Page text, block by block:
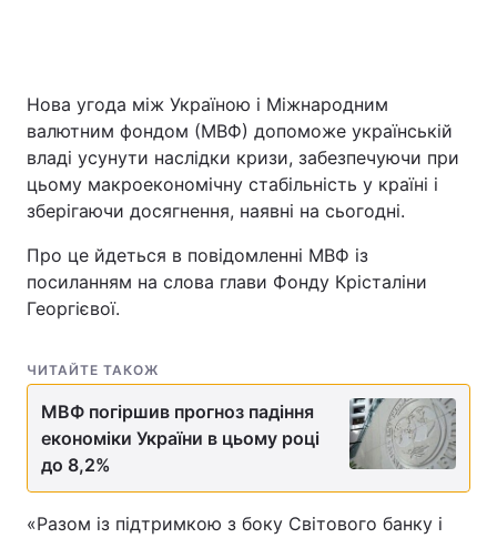
Нова угода між Україною і Міжнародним
валютним фондом (МВФ) допоможе українській
владі усунути наслідки кризи, забезпечуючи при
цьому макроекономічну стабільність у країні і
зберігаючи досягнення, наявні на сьогодні.
Про це йдеться в повідомленні МВФ із
посиланням на слова глави Фонду Крісталіни
Георгієвої.
ЧИТАЙТЕ ТАКОЖ
МВФ погіршив прогноз падіння
економіки України в цьому році
до 8,2%
«Разом із підтримкою з боку Світового банку і